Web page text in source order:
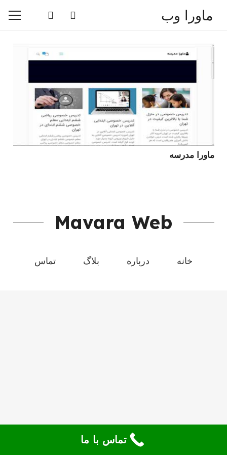
ماورا وب
ماورا مدرسه
Mavara Web
خانه درباره بلاگ تماس
تماس با ما